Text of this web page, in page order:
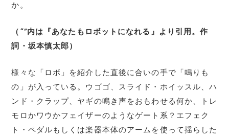
か。
（ “”内は『あなたもロボットになれる』より引用。作
詞・坂本慎太郎）
様々な「ロボ」を紹介した直後に合いの手で「鳴りも
の」が入っている。ウゴゴ、スライド・ホイッスル、ハ
ンド・クラップ、ヤギの鳴き声をおもわせる何か、トレ
モロかワウかフェイザーのようなゲート系？エフェク
ト・ペダルもしくは楽器本体のアームを使って揺らした